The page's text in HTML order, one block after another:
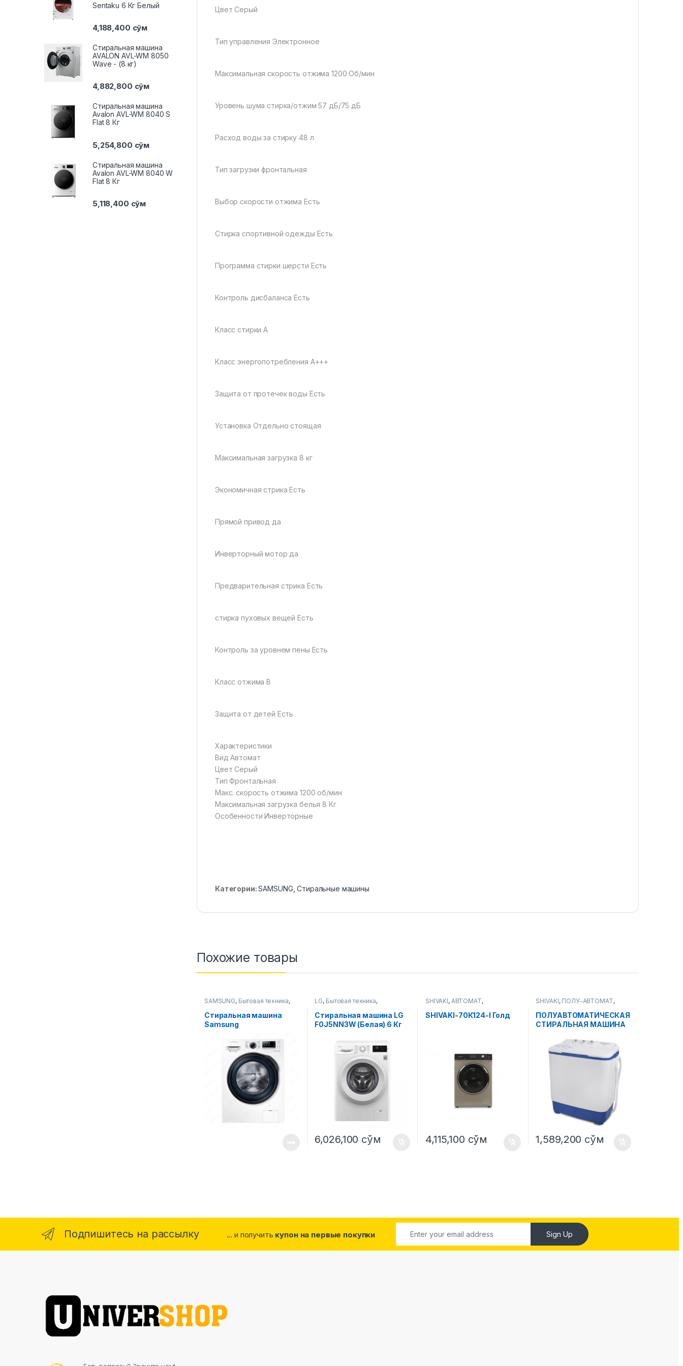
Цвет Серый
Тип управления Электронное
Максимальная скорость отжима 1200 Об/мин
Уровень шума стирка/отжим 57 дБ/75 дБ
Расход воды за стирку 48 л
Тип загрузки фронтальная
Выбор скорости отжима Есть
Стирка спортивной одежды Есть
Программа стирки шерсти Есть
Контроль дисбаланса Есть
Класс стирки А
Класс энергопотребления A+++
Защита от протечек воды Есть
Установка Отдельно стоящая
Максимальная загрузка 8 кг
Экономичная стрика Есть
Прямой привод да
Инверторный мотор да
Предварительная стрика Есть
стирка пуховых вещей Есть
Контроль за уровнем пены Есть
Класс отжима В
Защита от детей Есть
Характеристики
Вид Автомат
Цвет Серый
Тип Фронтальная
Макс. скорость отжима 1200 об/мин
Максимальная загрузка белья 8 Кг
Особенности Инверторные
Категории:SAMSUNG ,Стиральные машины
Похожие товары
SAMSUNG, Бытовая техника,
Стиральная машина
Samsung
LG, Бытовая техника,
Стиральная машина LG
F0J5NN3W (Белая) 6 Кг
6,026,100 сўм
SHIVAKI, АВТОМАТ,
SHIVAKI-70К124-I Голд
4,115,100 сўм
SHIVAKI, ПОЛУ-АВТОМАТ,
ПОЛУАВТОМАТИЧЕСКАЯ
СТИРАЛЬНАЯ МАШИНА
1,589,200 сўм
Sentaku 6 Кг Белый
4,188,400 сўм
Стиральная машина
AVALON AVL-WM 8050
Wave - (8 кг)
4,882,800 сўм
Стиральная машина
Avalon AVL-WM 8040 S
Flat 8 Кг
5,254,800 сўм
Стиральная машина
Avalon AVL-WM 8040 W
Flat 8 Кг
5,118,400 сўм
Подпишитесь на рассылку ... и получить купон на первые покупки Sign Up